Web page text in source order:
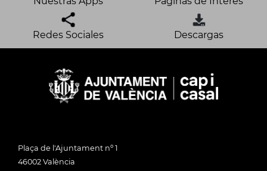
Redes Sociales Descargas
Plaça de l'Ajuntament nº 1
46002 València